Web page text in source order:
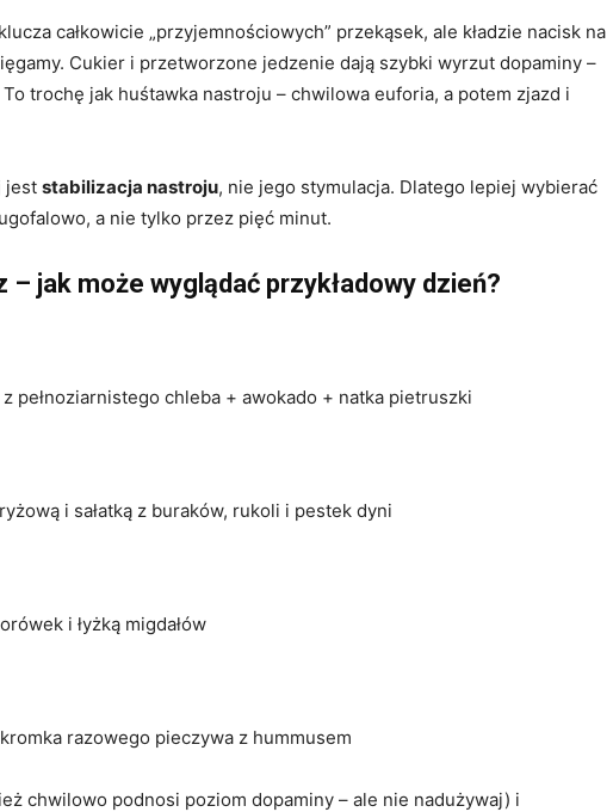
całkowicie „przyjemnościowych” przekąsek, ale kładzie nacisk na
Cukier i przetworzone jedzenie dają szybki wyrzut dopaminy –
trochę jak huśtawka nastroju – chwilowa euforia, a potem zjazd i
jest stabilizacja nastroju, nie jego stymulacja. Dlatego lepiej wybierać
a nie tylko przez pięć minut.
– jak może wyglądać przykładowy dzień?
pełnoziarnistego chleba + awokado + natka pietruszki
i sałatką z buraków, rukoli i pestek dyni
i łyżką migdałów
razowego pieczywa z hummusem
chwilowo podnosi poziom dopaminy – ale nie nadużywaj) i